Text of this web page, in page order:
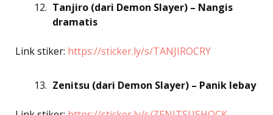
Tanjiro (dari Demon Slayer) – Nangis
dramatis
Link stiker: https://sticker.ly/s/TANJIROCRY
Zenitsu (dari Demon Slayer) – Panik lebay